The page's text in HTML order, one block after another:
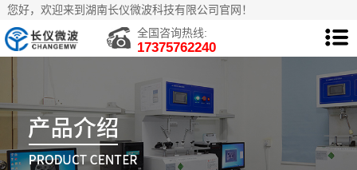
您好，欢迎来到湖南长仪微波科技有限公司官网！
全国咨询热线:
17375762240